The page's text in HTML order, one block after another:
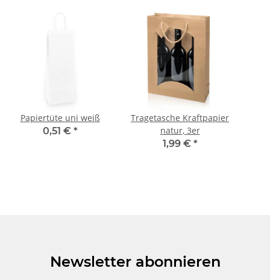
Papiertüte uni weiß
0,51 € *
Tragetasche Kraftpapier
natur, 3er
1,99 € *
Newsletter abonnieren